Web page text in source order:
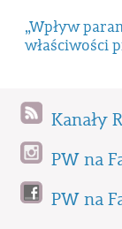
„Wpływ
właściwości
Kanały
PW na
PW na